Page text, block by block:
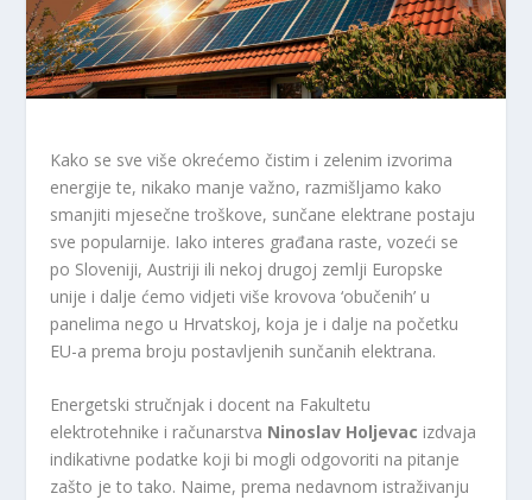
Kako se sve više okrećemo čistim i zelenim izvorima
energije te, nikako manje važno, razmišljamo kako
smanjiti mjesečne troškove, sunčane elektrane postaju
sve popularnije. Iako interes građana raste, vozeći se
po Sloveniji, Austriji ili nekoj drugoj zemlji Europske
unije i dalje ćemo vidjeti više krovova ‘obučenih’ u
panelima nego u Hrvatskoj, koja je i dalje na početku
EU-a prema broju postavljenih sunčanih elektrana.
Energetski stručnjak i docent na Fakultetu
elektrotehnike i računarstva Ninoslav Holjevac ​izdvaja
indikativne podatke koji bi mogli odgovoriti na pitanje
zašto je to tako. Naime, prema nedavnom istraživanju